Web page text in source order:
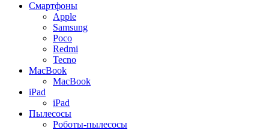
Смартфоны
Apple
Samsung
Poco
Redmi
Tecno
MacBook
MacBook
iPad
iPad
Пылесосы
Роботы-пылесосы